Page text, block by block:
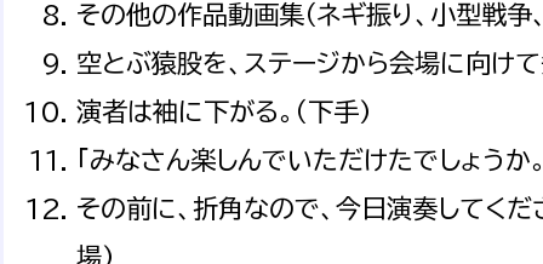
その他の作品動画集（ネギ振り、小型戦
空とぶ猿股を、ステージから会場に向
演者は袖に下がる。（下手)
「みなさん楽しんでいただけたでしょう
その前に、折角なので、今日演奏してく
場)